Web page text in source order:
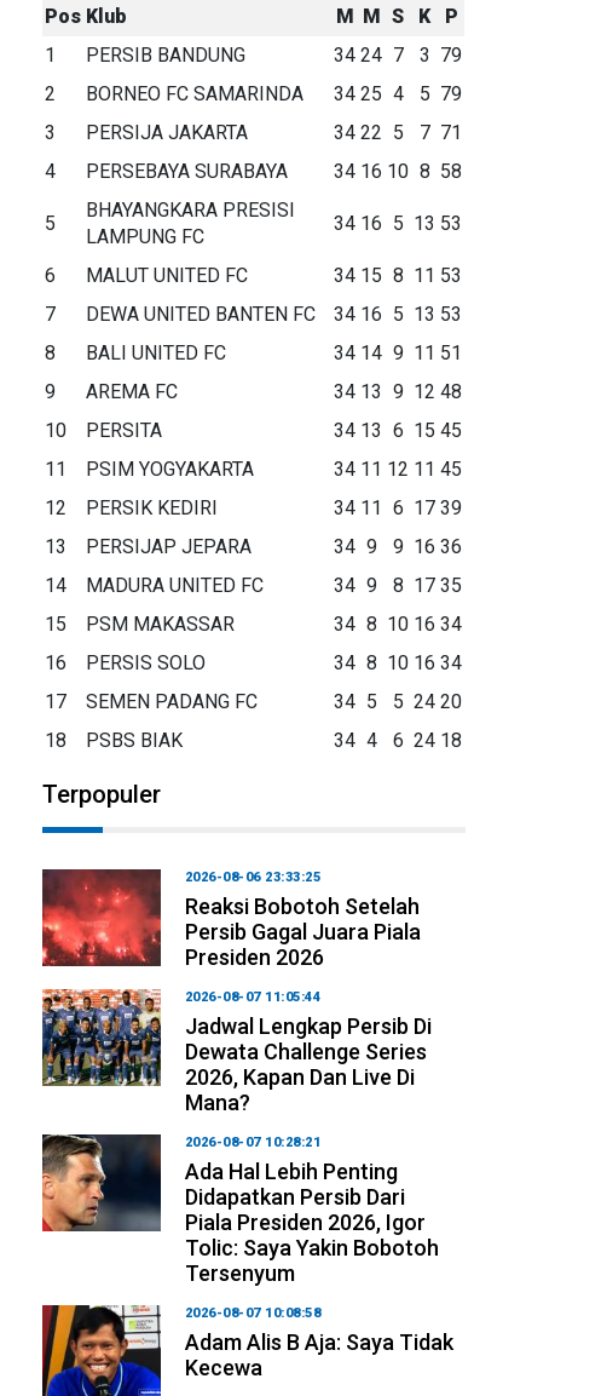
Pos Klub M M S K
P
1
PERSIB BANDUNG 34 24 7 3 79
2
BORNEO FC SAMARINDA 34 25 4 5 79
3
PERSIJA JAKARTA 34 22 5 7 71
4
PERSEBAYA SURABAYA 34 16 10 8 58
5
BHAYANGKARA PRESISI
LAMPUNG FC
34 16 5 13 53
6 MALUT UNITED FC 34 15 8 11 53
7
DEWA UNITED BANTEN FC 34 16 5 13 53
8
BALI UNITED FC 34 14 9 11 51
9
AREMA FC 34 13 9 12 48
10
PERSITA 34 13 6 15 45
11
PSIM YOGYAKARTA 34 11 12 11 45
12
PERSIK KEDIRI 34 11 6 17 39
13
PERSIJAP JEPARA 34 9 9 16 36
14
MADURA UNITED FC 34 9 8 17 35
15
PSM MAKASSAR 34 8 10 16 34
16
PERSIS SOLO 34 8 10 16 34
17
SEMEN PADANG FC 34 5 5 24 20
18
PSBS BIAK 34 4 6 24 18
Terpopuler
2026-08-06 23:33:25
Reaksi Bobotoh Setelah
Persib Gagal Juara Piala
Presiden 2026
2026-08-07 11:05:44
Jadwal Lengkap Persib Di
Dewata Challenge Series
2026, Kapan Dan Live Di
Mana?
2026-08-07 10:28:21
Ada Hal Lebih Penting
Didapatkan Persib Dari
Piala Presiden 2026, Igor
Tolic: Saya Yakin Bobotoh
Tersenyum
2026-08-07 10:08:58
Adam Alis B Aja: Saya Tidak
Kecewa